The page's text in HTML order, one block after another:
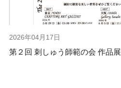
2026年04月17日
第２回 刺しゅう師範の会 作品展